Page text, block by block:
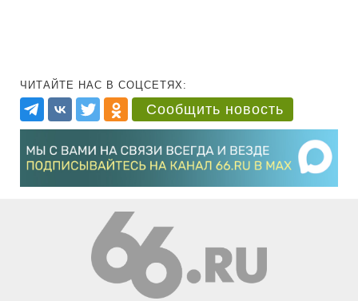
ЧИТАЙТЕ НАС В СОЦСЕТЯХ:
Сообщить новость